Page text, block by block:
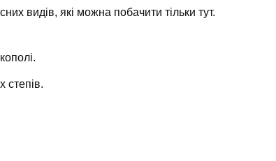
видів, які можна побачити тільки тут.
степів.